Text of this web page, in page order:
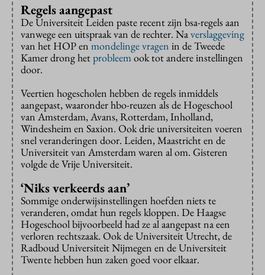
Regels aangepast
De Universiteit Leiden paste recent zijn bsa-regels aan
vanwege een uitspraak van de rechter. Na verslaggeving
van het HOP enmondelinge vragen in de Tweede
Kamer drong hetprobleemook tot andere instellingen
door.
Veertien hogescholen hebben de regels inmiddels
aangepast, waaronder hbo-reuzen als de Hogeschool
van Amsterdam, Avans, Rotterdam, Inholland,
Windesheim en Saxion. Ook drie universiteiten voeren
snel veranderingen door. Leiden, Maastricht en de
Universiteit van Amsterdam waren al om. Gisteren
volgde de Vrije Universiteit.
‘Niks verkeerds aan’
Sommige onderwijsinstellingen hoefden niets te
veranderen, omdat hun regels kloppen. De Haagse
Hogeschool bijvoorbeeld had ze al aangepast na een
verloren rechtszaak. Ook de Universiteit Utrecht, de
Radboud Universiteit Nijmegen en de Universiteit
Twente hebben hun zaken goed voor elkaar.